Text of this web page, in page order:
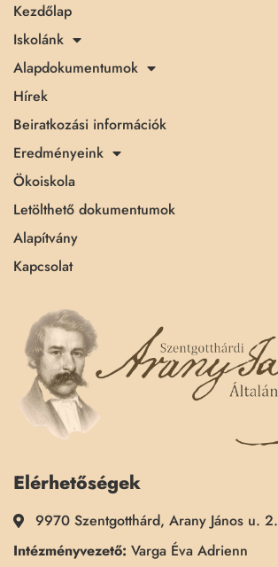
Kezdőlap
Iskolánk
Alapdokumentumok
Hírek
Beiratkozási információk
Eredményeink
Ökoiskola
Letölthető dokumentumok
Alapítvány
Kapcsolat
Elérhetőségek
9970 Szentgotthárd, Arany János u. 2.
Intézményvezető: Varga Éva Adrienn